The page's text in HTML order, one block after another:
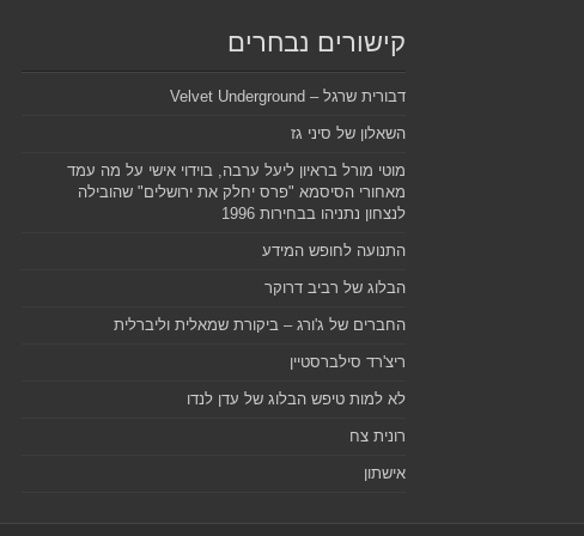
קישורים נבחרים
דבורית שרגל – Velvet Underground
השאלון של סיני גז
מוטי מורל בראיון ליעל ערבה, בוידוי אישי על מה עמד
מאחורי הסיסמא "פרס יחלק את ירושלים" שהובילה
לנצחון נתניהו בבחירות 1996
התנועה לחופש המידע
הבלוג של רביב דרוקר
החברים של ג'ורג – ביקורת שמאלית וליברלית
ריצ'רד סילברסטיין
לא למות טיפש הבלוג של עדן לנדו
רונית צח
אישתון